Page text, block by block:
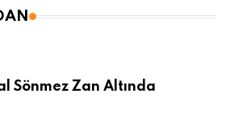
Sönmez Zan Altında